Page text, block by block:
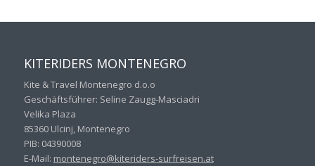
KITERIDERS MONTENEGRO
Kite & Travel Montenegro d.o.o
Geschäftsführer: Seline Zaugg-Masciadri
Velika Plaza
85360 Ulcinj, Montenegro
PIB: 04390008
E-Mail: montenegro@kiteriders-surfreisen.at